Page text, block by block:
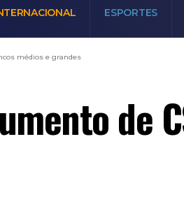
ESPORTES
médios e grandes
de